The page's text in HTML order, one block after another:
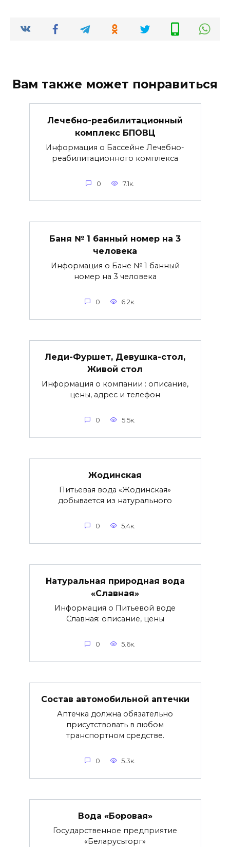
Вам также может понравиться
Лечебно-реабилитационный
комплекс БПОВЦ
Информация о Бассейне Лечебно-
реабилитационного комплекса
0 7.1к.
Баня № 1 банный номер на 3
человека
Информация о Бане № 1 банный
номер на 3 человека
0 6.2к.
Леди-Фуршет, Девушка-стол,
Живой стол
Информация о компании : описание,
цены, адрес и телефон
0 5.5к.
Жодинская
Питьевая вода «Жодинская»
добывается из натурального
0 5.4к.
Натуральная природная вода
«Славная»
Информация о Питьевой воде
Славная: описание, цены
0 5.6к.
Состав автомобильной аптечки
Аптечка должна обязательно
присутствовать в любом
транспортном средстве.
0 5.3к.
Вода «Боровая»
Государственное предприятие
«Беларусьторг»